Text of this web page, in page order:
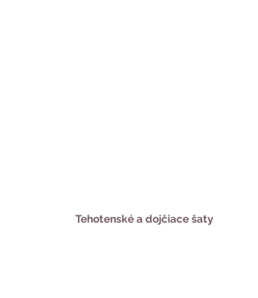
Tehotenské a dojčiace šaty